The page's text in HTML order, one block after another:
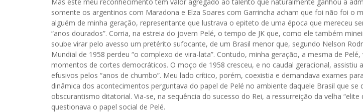
somente os argentinos com Maradona e Elza Soares com Garrincha acham que foi não foi o
alguém de minha geração, representante que lustrava o epiteto de uma época que mereceu
“anos dourados”. Corria, na estreia do jovem Pelé, o tempo de JK que, como ele também
soube virar pelo avesso um pretérito sufocante, de um Brasil menor que, segundo Nelson
Mundial de 1958 perdeu “o complexo de vira-lata”. Contudo, minha geração, a mesma de Pelé,
momentos de cortes democráticos. O moço de 1958 cresceu, e no caudal geracional, assistiu
efusivos pelos “anos de chumbo”. Meu lado crítico, porém, coexistia e demandava exames
dinâmica dos acontecimentos perguntava do papel de Pelé no ambiente daquele Brasil que se
obscurantismo ditatorial. Via-se, na sequência do sucesso do Rei, a ressurreição da velha “elite
questionava o papel social de Pelé.